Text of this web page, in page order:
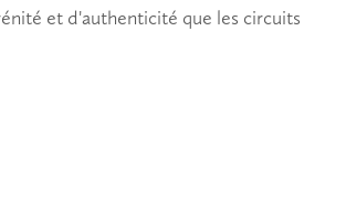
et d'authenticité que les circuits